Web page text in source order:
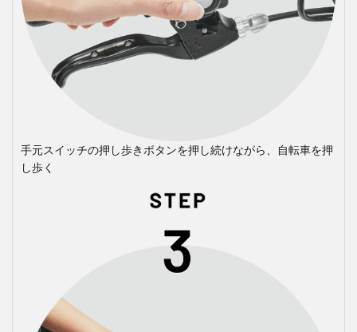
手元スイッチの押し歩きボタンを押し続けながら、自転車を押
し歩く